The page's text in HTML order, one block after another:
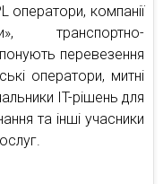
оператори, компанії
транспортно-
перевезення
оператори, митні
IT-рішень для
та інші учасники